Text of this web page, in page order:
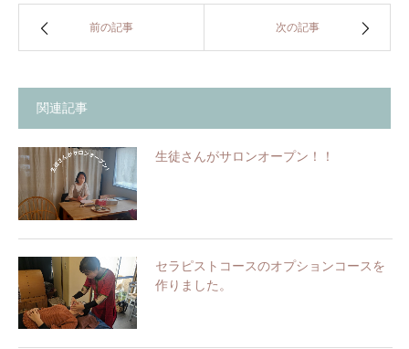
前の記事 次の記事
関連記事
生徒さんがサロンオープン！！
セラピストコースのオプションコースを
作りました。